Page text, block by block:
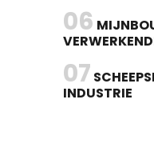
06
07
INDUSTRIE